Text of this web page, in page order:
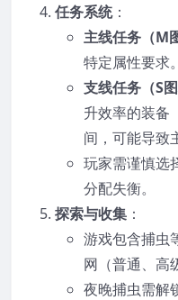
任务系统：
主线任务（M
特定属性要求。
支线任务（S图
升效率的装备
间，可能导致
玩家需谨慎选
分配失衡。
探索与收集 ：
游戏包含捕虫
网（普通、高
夜晚捕虫需解